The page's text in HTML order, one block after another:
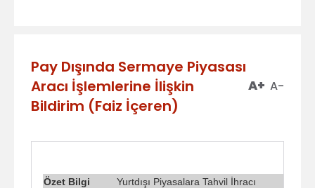
Pay Dışında Sermaye Piyasası
Aracı İşlemlerine İlişkin
Bildirim (Faiz İçeren)
A+ A-
Özet Bilgi
Yurtdışı Piyasalara Tahvil İhracı